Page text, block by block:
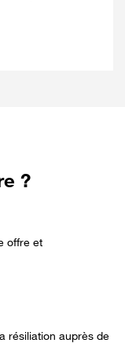
?
offre et
résiliation auprès de